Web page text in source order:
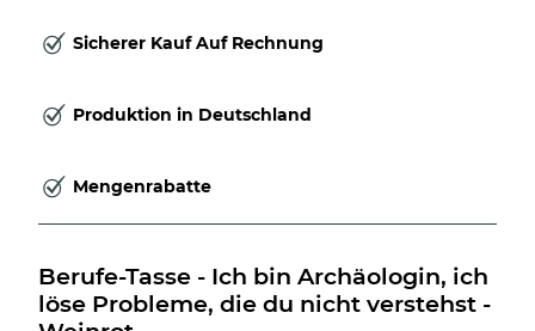
Sicherer Kauf Auf Rechnung
Produktion in Deutschland
Mengenrabatte
Berufe-Tasse - Ich bin Archäologin, ich
löse Probleme, die du nicht verstehst -